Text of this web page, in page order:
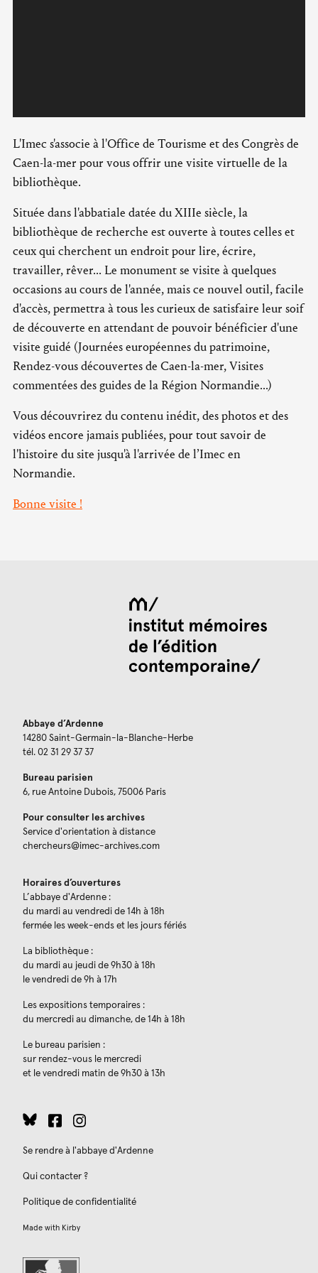
L'Imec s'associe à l'Office de Tourisme et des Congrès de
Caen-la-mer pour vous offrir une visite virtuelle de la
bibliothèque.
Située dans l'abbatiale datée du XIIIe siècle, la
bibliothèque de recherche est ouverte à toutes celles et
ceux qui cherchent un endroit pour lire, écrire,
travailler, rêver... Le monument se visite à quelques
occasions au cours de l'année, mais ce nouvel outil, facile
d'accès, permettra à tous les curieux de satisfaire leur soif
de découverte en attendant de pouvoir bénéficier d'une
visite guidé (Journées européennes du patrimoine,
Rendez-vous découvertes de Caen-la-mer, Visites
commentées des guides de la Région Normandie...)
Vous découvrirez du contenu inédit, des photos et des
vidéos encore jamais publiées, pour tout savoir de
l'histoire du site jusqu'à l'arrivée de l’Imec en
Normandie.
Bonne visite !
Abbaye d’Ardenne
14280 Saint-Germain-la-Blanche-Herbe
tél. 02 31 29 37 37
Bureau parisien
6, rue Antoine Dubois, 75006 Paris
Pour consulter les archives
Service d'orientation à distance
chercheurs@imec-archives.com
Horaires d’ouvertures
L’abbaye d'Ardenne :
du mardi au vendredi de 14h à 18h
fermée les week-ends et les jours fériés
La bibliothèque :
du mardi au jeudi de 9h30 à 18h
le vendredi de 9h à 17h
Les expositions temporaires :
du mercredi au dimanche, de 14h à 18h
Le bureau parisien :
sur rendez-vous le mercredi
et le vendredi matin de 9h30 à 13h
Se rendre à l'abbaye d'Ardenne
Qui contacter ?
Politique de confidentialité
Made with Kirby